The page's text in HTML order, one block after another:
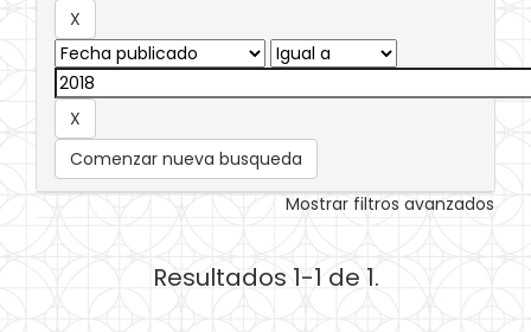
Comenzar nueva busqueda
Mostrar filtros avanzados
Resultados 1-1 de 1.